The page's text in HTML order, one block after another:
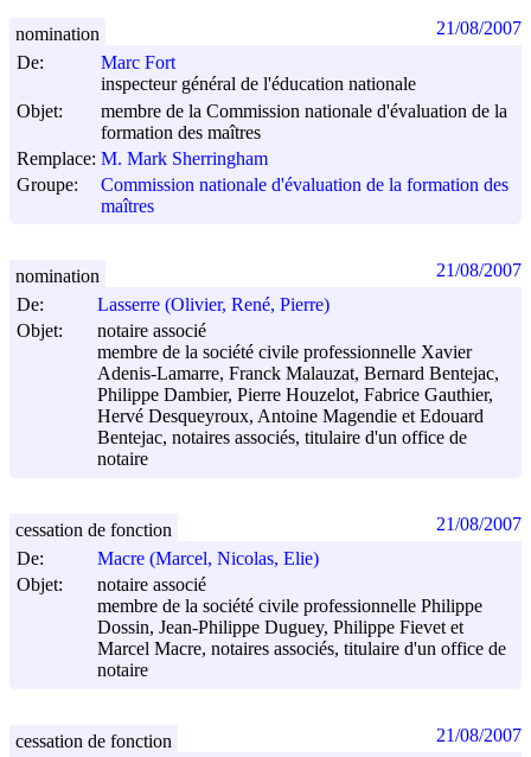
De:
Marc Fort
inspecteur général de l'éducation nationale
Objet:
membre de la Commission nationale d'évaluation de la
formation des maîtres
Remplace: M. Mark Sherringham
Groupe:
Commission nationale d'évaluation de la formation des
maîtres
nomination 21/08/2007
De:
Lasserre (Olivier, René, Pierre)
Objet:
notaire associé
membre de la société civile professionnelle Xavier
Adenis-Lamarre, Franck Malauzat, Bernard Bentejac,
Philippe Dambier, Pierre Houzelot, Fabrice Gauthier,
Hervé Desqueyroux, Antoine Magendie et Edouard
Bentejac, notaires associés, titulaire d'un office de
notaire
nomination 21/08/2007
De:
Macre (Marcel, Nicolas, Elie)
Objet:
notaire associé
membre de la société civile professionnelle Philippe
Dossin, Jean-Philippe Duguey, Philippe Fievet et
Marcel Macre, notaires associés, titulaire d'un office de
notaire
cessation de fonction 21/08/2007
cessation de fonction 21/08/2007